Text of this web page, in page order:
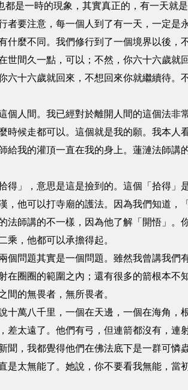
是一時的現象，其實真正的，有一天就
要注意，每一個人到了有一天，一定是
麼不同。我們修行到了一個境界以後，
世間久一點，可以；不然，你六十六歲就
六十六歲就回來，不想回來你就繼續待。
個人間。我已經對於離開人間的這個法非
時候走都可以。這個就是我的願。我本人
我的灌頂一直在我的身上。蓮漣法師講
」，意思是這是撿到的。這個「拾得」
，他可以打寺廟的護法。因為我們知道，
法師講的不一樣，因為他了解「開悟」。
，他都可以承擔得起。
個問題其實是一個問題。雖然我曾講我們
在圈圈的範圍之內；還有很多的箭根本不
的無畏者，無所畏者。
萬八千里，一個在天邊，一個在海角，
差太遠了。他們有弓，但連箭都沒有，連
聞，我都覺得他們在佛法底下是一群可憐
是太無能了。她說，你不要看我無能，當